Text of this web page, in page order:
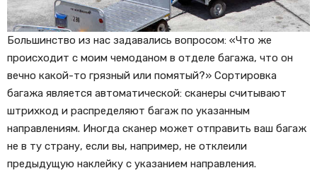
Большинство из нас задавались вопросом: «Что же
происходит с моим чемоданом в отделе багажа, что он
вечно какой-то грязный или помятый?» Сортировка
багажа является автоматической: сканеры считывают
штрихкод и распределяют багаж по указанным
направлениям. Иногда сканер может отправить ваш багаж
не в ту страну, если вы, например, не отклеили
предыдущую наклейку с указанием направления.